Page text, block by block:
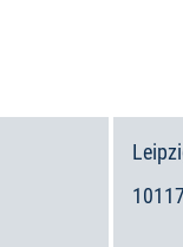
10117